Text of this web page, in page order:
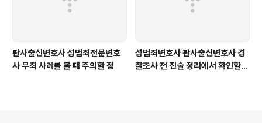
판사출신변호사 성범죄전문변호
사 무죄 사례를 볼 때 주의할 점
성범죄변호사 판사출신변호사 경
찰조사 전 진술 정리에서 확인할